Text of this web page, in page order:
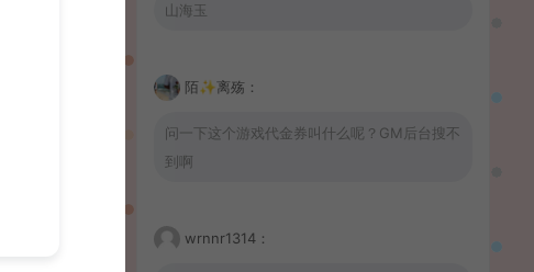
“大多
领群
城市
我们
视人
数”
比游
山海玉
陌✨离殇：
问一下这个游戏代金券叫什么呢？GM后台搜不
到啊
wrnnr1314：